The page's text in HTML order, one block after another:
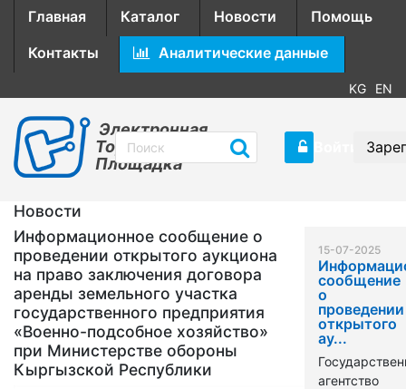
Главная Каталог Новости
Помощь
Контакты
Аналитические данные
KG EN
Электронная
Торговая
Площадка
Новости
Информационное сообщение о
проведении открытого аукциона
на право заключения договора
аренды земельного участка
государственного предприятия
«Военно-подсобное хозяйство»
при Министерстве обороны
Кыргызской Республики
15-07-2025
сообщение
о
проведении
открытого
ау...
агентство